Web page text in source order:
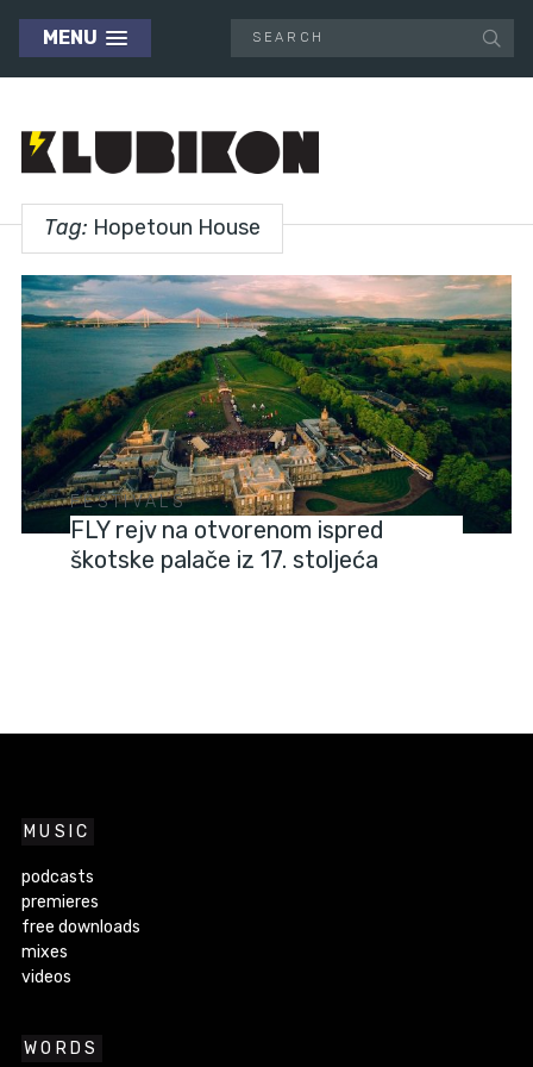
MENU
Tag: Hopetoun House
FESTIVALS
FLY rejv na otvorenom ispred
škotske palače iz 17. stoljeća
MUSIC
podcasts
premieres
free downloads
mixes
videos
WORDS